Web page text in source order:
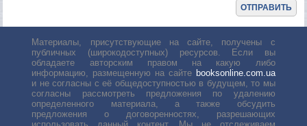
Материалы, присутствующие на сайте, получены с
публичных (широкодоступных) ресурсов. Если вы
обладаете авторским правом на какую либо
информацию, размещенную на сайте booksonline.com.ua
и не согласны с её общедоступностью в будущем, то мы
согласны рассмотреть предложения по удалению
определенного материала, а также обсудить
предложения о договоренностях, разрешающих
использовать данный контент. Мы не отслеживаем